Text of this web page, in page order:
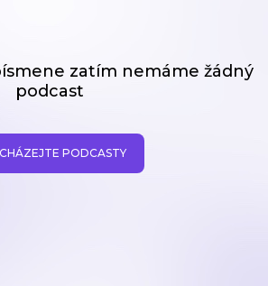
zatím nemáme žádný
podcast
PODCASTY